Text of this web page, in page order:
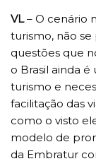
VL– O cenário
turismo, não
questões que
o Brasil ainda é
turismo e
facilitação das
como o visto
modelo de
da Embratur